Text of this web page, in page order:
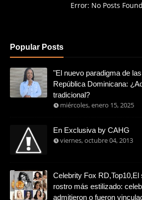
Error: No Posts Found
Popular Posts
"El nuevo paradigma de
República Dominicana:
tradicional?
miércoles, enero 15, 2025
En Exclusiva by CAHG
viernes, octubre 04, 2013
Celebrity Fox
rostro más estilizado:
admitieron o fueron